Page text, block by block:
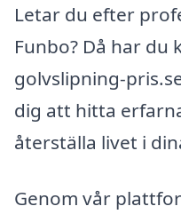
Letar du efter
Funbo? Då har du
golvslipning-
dig att hitta
återställa livet i
Genom vår